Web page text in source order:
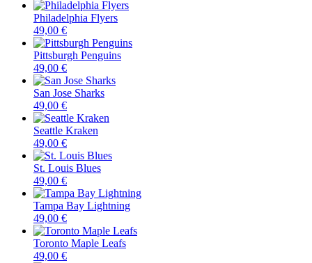
Philadelphia Flyers
49,00 €
Pittsburgh Penguins
49,00 €
San Jose Sharks
49,00 €
Seattle Kraken
49,00 €
St. Louis Blues
49,00 €
Tampa Bay Lightning
49,00 €
Toronto Maple Leafs
49,00 €